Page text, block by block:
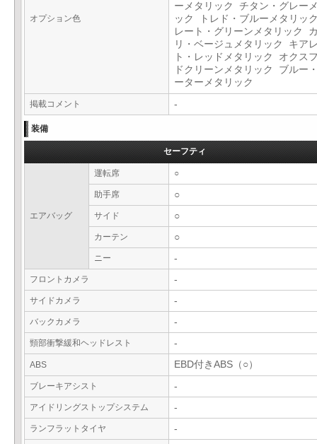
オプション色
ーメタリック チタン・グレー
ック トレド・ブルーメタリッ
レート・グリーンメタリック
リ・ベージュメタリック キア
ト・レッドメタリック オクス
ドクリーンメタリック ブルー
ーターメタリック
掲載コメント -
装備
セーフティ
エアバッグ
運転席 ○
助手席 ○
サイド ○
カーテン ○
ニー -
フロントカメラ -
サイドカメラ -
バックカメラ -
頸部衝撃緩和ヘッドレスト -
ABS EBD付きABS（○）
ブレーキアシスト -
アイドリングストップシステム -
ランフラットタイヤ -